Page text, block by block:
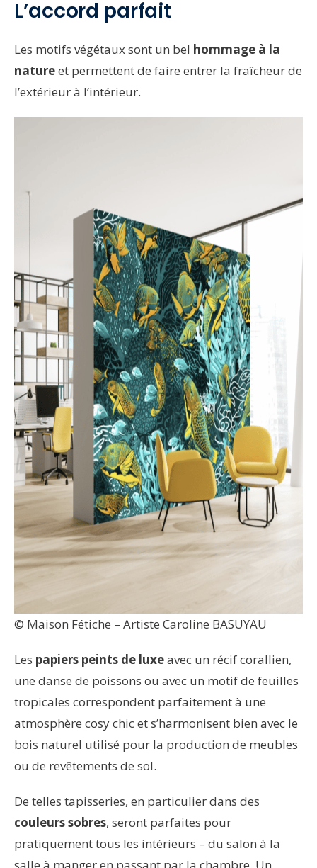
L’accord parfait
Les motifs végétaux sont un bel hommage à la
natureet permettent de faire entrer la fraîcheur de
l’extérieur à l’intérieur.
© Maison Fétiche – Artiste Caroline BASUYAU
Les papiers peints de luxeavec un récif corallien,
une danse de poissons ou avec un motif de feuilles
tropicales correspondent parfaitement à une
atmosphère cosy chic et s’harmonisent bien avec le
bois naturel utilisé pour la production de meubles
ou de revêtements de sol.
De telles tapisseries, en particulier dans des
couleurs sobres, seront parfaites pour
pratiquement tous les intérieurs – du salon à la